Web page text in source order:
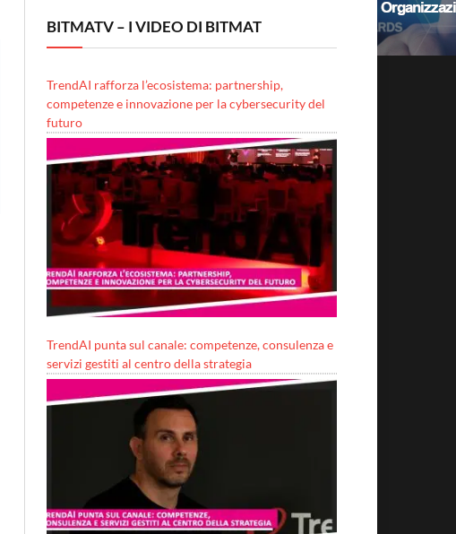
BITMATV – I VIDEO DI BITMAT
TrendAI rafforza l’ecosistema: partnership,
competenze e innovazione per la cybersecurity del
futuro
TrendAI punta sul canale: competenze, consulenza e
servizi gestiti al centro della strategia